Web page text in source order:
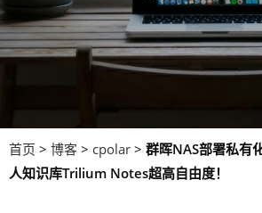
首页 > 博客 > cpolar > 群晖NAS部署私有
人知识库Trilium Notes超高自由度！